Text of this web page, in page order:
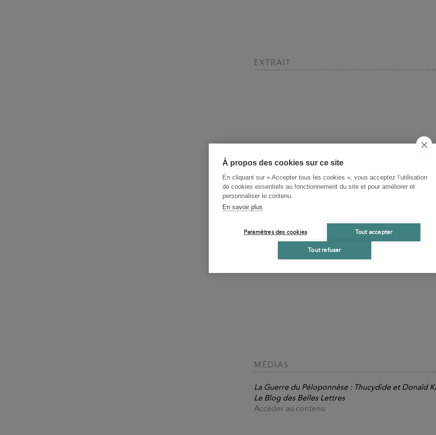
À propos des cookies sur ce site
En cliquant sur « Accepter tous les cookies », vous acceptez l’utilisation
de cookies essentiels au fonctionnement du site et pour améliorer et
personnaliser le contenu.
En savoir plus
Paramètres des cookies Tout accepter
Tout refuser
EXTRAIT
MÉDIAS
La Guerre du Péloponnèse : Thucydide et Donald
Le Blog des Belles Lettres
Accéder au contenu